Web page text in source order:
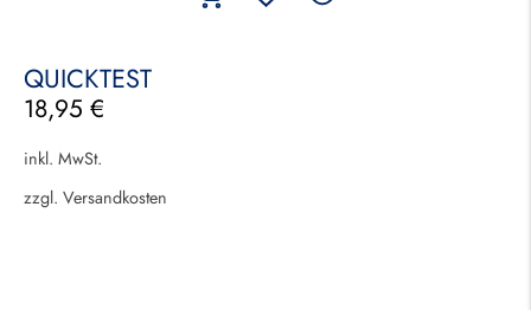
QUICKTEST
18,95 €
inkl. MwSt.
zzgl. Versandkosten